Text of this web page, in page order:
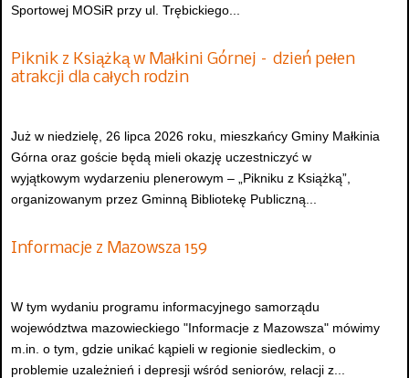
Sportowej MOSiR przy ul. Trębickiego...
Piknik z Książką w Małkini Górnej – dzień pełen
atrakcji dla całych rodzin
Już w niedzielę, 26 lipca 2026 roku, mieszkańcy Gminy Małkinia
Górna oraz goście będą mieli okazję uczestniczyć w
wyjątkowym wydarzeniu plenerowym – „Pikniku z Książką”,
organizowanym przez Gminną Bibliotekę Publiczną...
Informacje z Mazowsza 159
W tym wydaniu programu informacyjnego samorządu
województwa mazowieckiego "Informacje z Mazowsza" mówimy
m.in. o tym, gdzie unikać kąpieli w regionie siedleckim, o
problemie uzależnień i depresji wśród seniorów, relacji z...